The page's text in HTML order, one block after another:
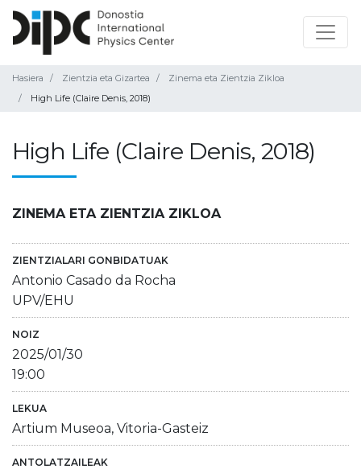
Hasiera Zientzia eta Gizartea
Zinema eta Zientzia Zikloa
High Life (Claire Denis, 2018)
High Life (Claire Denis, 2018)
ZINEMA ETA ZIENTZIA ZIKLOA
ZIENTZIALARI GONBIDATUAK
Antonio Casado da Rocha
UPV/EHU
NOIZ
2025/01/30
19:00
LEKUA
Artium Museoa, Vitoria-Gasteiz
ANTOLATZAILEAK